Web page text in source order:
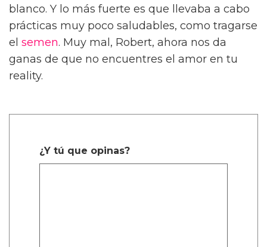
blanco. Y lo más fuerte es que llevaba a cabo
prácticas muy poco saludables, como tragarse
el semen. Muy mal, Robert, ahora nos da
ganas de que no encuentres el amor en tu
reality.
¿Y tú que opinas?